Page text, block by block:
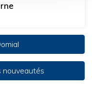
nouveautés